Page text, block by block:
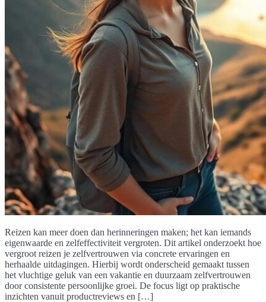
Reizen kan meer doen dan herinneringen maken; het kan iemands
eigenwaarde en zelfeffectiviteit vergroten. Dit artikel onderzoekt hoe
vergroot reizen je zelfvertrouwen via concrete ervaringen en
herhaalde uitdagingen. Hierbij wordt onderscheid gemaakt tussen
het vluchtige geluk van een vakantie en duurzaam zelfvertrouwen
door consistente persoonlijke groei. De focus ligt op praktische
inzichten vanuit productreviews en […]